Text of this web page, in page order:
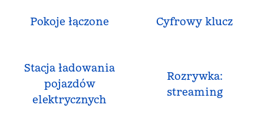
Pokoje łączone Cyfrowy klucz
Stacja ładowania
pojazdów
elektrycznych
Rozrywka:
streaming